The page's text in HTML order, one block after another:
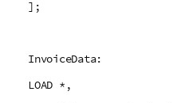
];
InvoiceData:
LOAD *,